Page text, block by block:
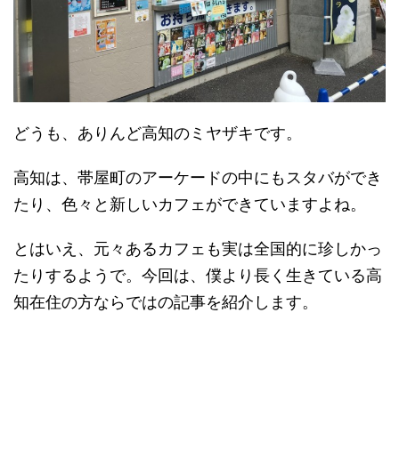
どうも、ありんど高知のミヤザキです。
高知は、帯屋町のアーケードの中にもスタバができ
たり、色々と新しいカフェができていますよね。
とはいえ、元々あるカフェも実は全国的に珍しかっ
たりするようで。今回は、僕より長く生きている高
知在住の方ならではの記事を紹介します。